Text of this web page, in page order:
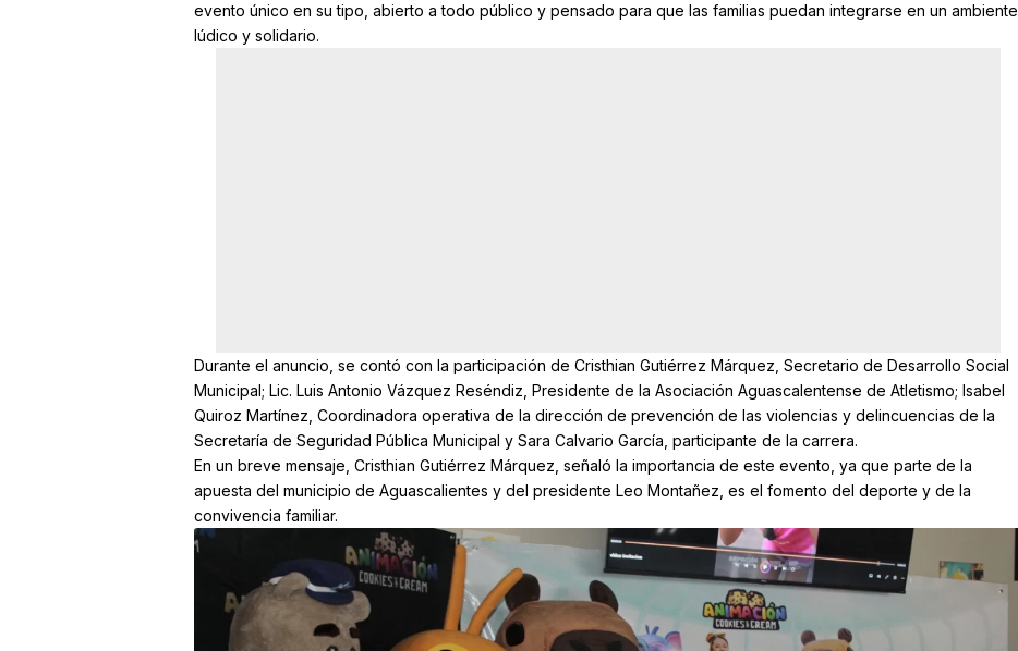
evento único en su tipo, abierto a todo público y pensado para que las familias puedan integrarse en un ambiente
lúdico y solidario.
Durante el anuncio, se contó con la participación de Cristhian Gutiérrez Márquez, Secretario de Desarrollo Social
Municipal; Lic. Luis Antonio Vázquez Reséndiz, Presidente de la Asociación Aguascalentense de Atletismo; Isabel
Quiroz Martínez, Coordinadora operativa de la dirección de prevención de las violencias y delincuencias de la
Secretaría de Seguridad Pública Municipal y Sara Calvario García, participante de la carrera.
En un breve mensaje, Cristhian Gutiérrez Márquez, señaló la importancia de este evento, ya que parte de la
apuesta del municipio de Aguascalientes y del presidente Leo Montañez, es el fomento del deporte y de la
convivencia familiar.